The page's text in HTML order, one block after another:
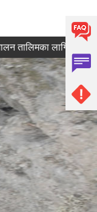
लागि आवेदन पेश गर्ने